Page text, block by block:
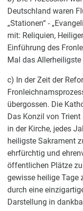
Deutschland waren
„Stationen“ -
mit: Reliquien,
Einführung des
Mal das
c) In der Zeit der
übergossen. Die
Das Konzil von
in der Kirche, jedes
heiligste Sakrament
ehrfürchtig und
öffentlichen Plätze
gewisse heilige Tage
durch eine
Darstellung in